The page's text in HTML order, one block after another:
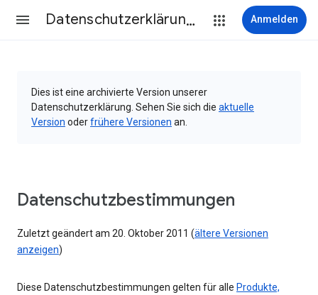
Datenschutzerklärung & Nutzungsbedingungen Anmelden
Dies ist eine archivierte Version unserer
Datenschutzerklärung. Sehen Sie sich die aktuelle
Version oderfrühere Versionen an.
Datenschutzbestimmungen
Zuletzt geändert am 20. Oktober 2011 (ältere Versionen
anzeigen)
Diese Datenschutzbestimmungen gelten für alle Produkte,